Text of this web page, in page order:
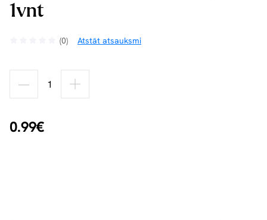
1vnt
(0) Atstāt atsauksmi
0.99€